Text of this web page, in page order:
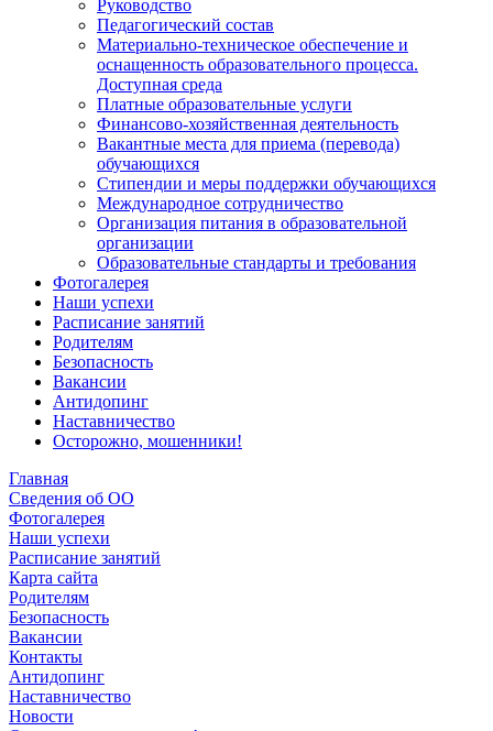
Руководство
Педагогический состав
Материально-техническое обеспечение и
оснащенность образовательного процесса.
Доступная среда
Платные образовательные услуги
Финансово-хозяйственная деятельность
Вакантные места для приема (перевода)
обучающихся
Стипендии и меры поддержки обучающихся
Международное сотрудничество
Организация питания в образовательной
организации
Образовательные стандарты и требования
Фотогалерея
Наши успехи
Расписание занятий
Родителям
Безопасность
Вакансии
Антидопинг
Наставничество
Осторожно, мошенники!
Главная
Сведения об ОО
Фотогалерея
Наши успехи
Расписание занятий
Карта сайта
Родителям
Безопасность
Вакансии
Контакты
Антидопинг
Наставничество
Новости